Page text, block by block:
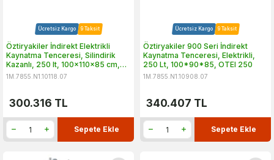
Ücretsiz Kargo 9 Taksit
Öztiryakiler İndirekt Elektrikli
Kaynatma Tenceresi, Silindirik
Kazanlı, 250 lt, 100x110x85 cm,
OTEIR 250
1M.7855.N1.10118.07
300.316 TL
Sepete Ekle
Ücretsiz Kargo 9 Taksit
Öztiryakiler 900 Seri İndirekt
Kaynatma Tenceresi, Elektrikli,
250 Lt, 100*90*85, OTEI 250
1M.7855.N1.10908.07
340.407 TL
Sepete Ekle